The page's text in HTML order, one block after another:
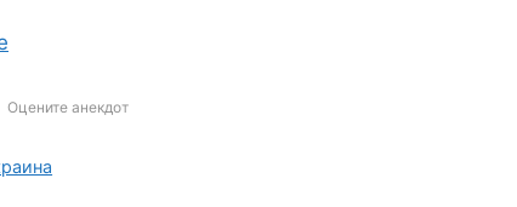
Оцените анекдот